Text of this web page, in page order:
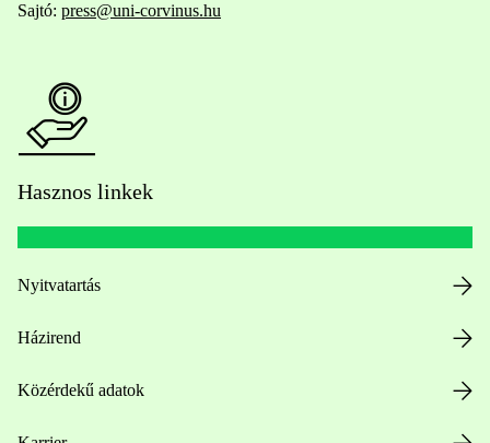
Sajtó: press@uni-corvinus.hu
Hasznos linkek
Nyitvatartás
Házirend
Közérdekű adatok